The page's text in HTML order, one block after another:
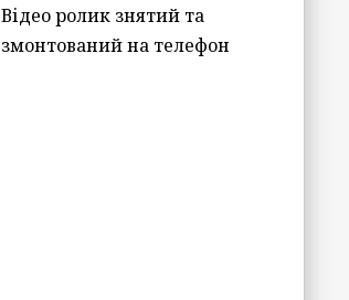
Відео ролик знятий та
змонтований на телефон